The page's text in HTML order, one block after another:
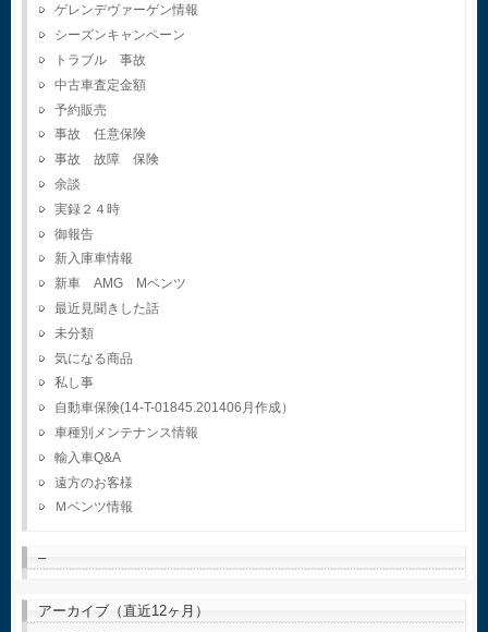
ゲレンデヴァーゲン情報
シーズンキャンペーン
トラブル 事故
中古車査定金額
予約販売
事故 任意保険
事故 故障 保険
余談
実録２４時
御報告
新入庫車情報
新車 AMG Mベンツ
最近見聞きした話
未分類
気になる商品
私し事
自動車保険(14-T-01845.201406月作成）
車種別メンテナンス情報
輸入車Q&A
遠方のお客様
Ｍベンツ情報
–
アーカイブ（直近12ヶ月）